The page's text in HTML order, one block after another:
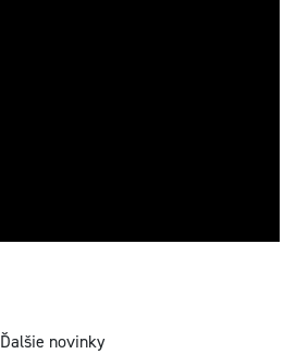
Ďalšie novinky